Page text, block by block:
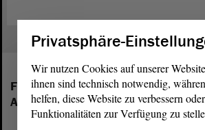
Folgende Fraktionen sind im
Anhalt vertreten:
Privatsphäre-
Wir nutzen Cookies auf unserer
ihnen sind technisch notwendig,
helfen, diese Website zu verbessern
Funktionalitäten zur Verfügung zu